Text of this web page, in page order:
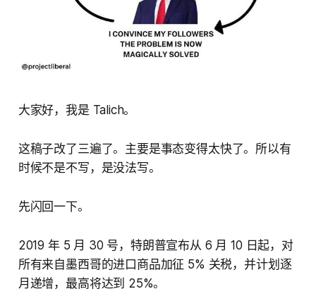
大家好，我是 Talich。
这稿子改了三遍了。主要是事态变得太快了。所以有
时候不是不写，是没法写。
先闪回一下。
2019 年 5 月 30 号，特朗普宣布从 6 月 10 日起，对
所有来自墨西哥的进口商品加征 5% 关税，并计划逐
月递增，最高将达到 25%。